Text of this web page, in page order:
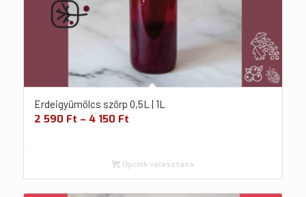
Erdeigyümölcs szörp 0,5L | 1L
2 590 Ft – 4 150 Ft
Opciók választása